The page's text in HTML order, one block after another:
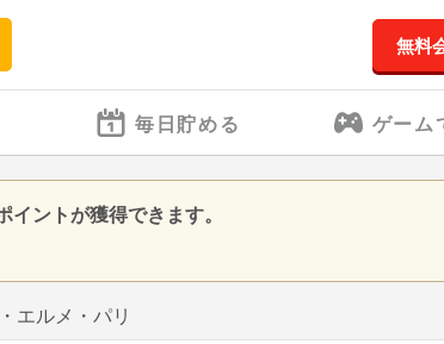
無料
毎日貯める ゲーム
ントが獲得できます。
エルメ・パリ